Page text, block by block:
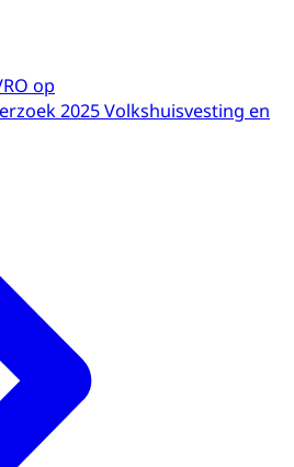
op
2025 Volkshuisvesting en